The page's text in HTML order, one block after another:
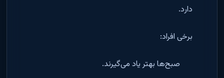
دارد.
برخی افراد:
صبح‌ها بهتر یاد می‌گیرند.